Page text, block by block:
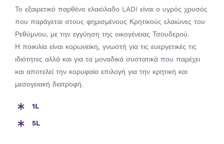
Το εξαιρετικό παρθένο ελαιόλαδο LADI είναι ο υγρός χρυσός
που παράγεται στους φημισμένους Κρητικούς ελαιώνες του
Ρεθύμνου, με την εγγύηση της οικογένειας Τσουδερού.
Η ποικιλία είναι κορωνείκη, γνωστή για τις ευεργετικές τις
ιδιότητες αλλά και για τα μοναδικά συστατικά που παρέχει
και αποτελεί την κορυφαία επιλογή για την κρητική και
μεσογειακή διατροφή.
1L
5L